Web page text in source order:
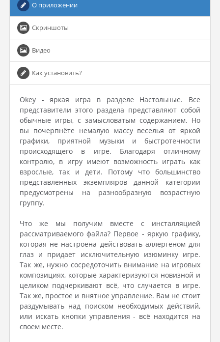
О приложении
Скриншоты
Видео
Как установить?
Okey - яркая игра в разделе Настольные. Все
представители этого раздела представляют собой
обычные игры, с замысловатым содержанием. Но
вы почерпнёте немалую массу веселья от яркой
графики, приятной музыки и быстротечности
происходящего в игре. Благодаря отличному
контролю, в игру имеют возможность играть как
взрослые, так и дети. Потому что большинство
представленных экземпляров данной категории
предусмотрены на разнообразную возрастную
группу.
Что же мы получим вместе с инсталляцией
рассматриваемого файла? Первое - яркую графику,
которая не настроена действовать аллергеном для
глаз и придает исключительную изюминку игре.
Так же, нужно сосредоточить внимание на игровых
композициях, которые характеризуются новизной и
целиком подчеркивают всё, что случается в игре.
Так же, простое и внятное управление. Вам не стоит
раздумывать над поиском необходимых действий,
или искать кнопки управления - всё находится на
своем месте.